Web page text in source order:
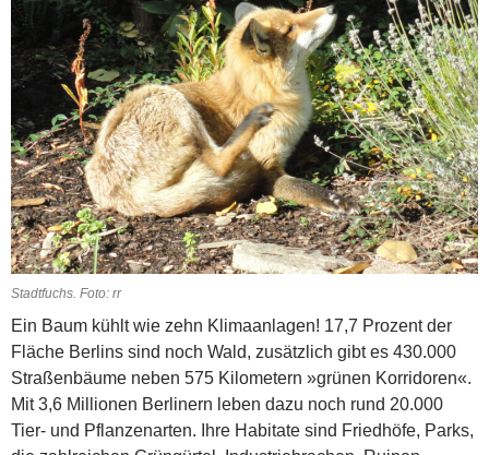
Stadtfuchs. Foto: rr
Ein Baum kühlt wie zehn Klimaanlagen! 17,7 Prozent der
Fläche Berlins sind noch Wald, zusätzlich gibt es 430.000
Straßenbäume neben 575 Kilometern »grünen Korridoren«.
Mit 3,6 Millionen Berlinern leben dazu noch rund 20.000
Tier- und Pflanzenarten. Ihre Habitate sind Friedhöfe, Parks,